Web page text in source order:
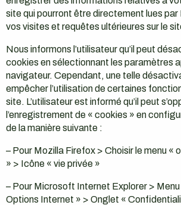
site qui pourront être directement lues
vos visites et requêtes ultérieures sur le
Nous informons l’utilisateur qu’il peut
cookies en sélectionnant les paramètres
navigateur. Cependant, une telle
empêcher l’utilisation de certaines
site. L’utilisateur est informé qu’il peut
l’enregistrement de « cookies » en
de la manière suivante :
– Pour Mozilla Firefox > Choisir le menu «
» > Icône « vie privée »
– Pour Microsoft Internet Explorer > Menu
Options Internet » > Onglet «